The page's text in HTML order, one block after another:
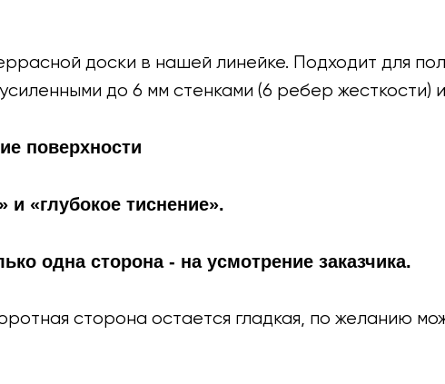
доски в нашей линейке. Подходит для
до 6 мм стенками (6 ребер жесткости)
поверхности
и «глубокое тиснение».
одна сторона - на усмотрение заказчика.
сторона остается гладкая, по желанию